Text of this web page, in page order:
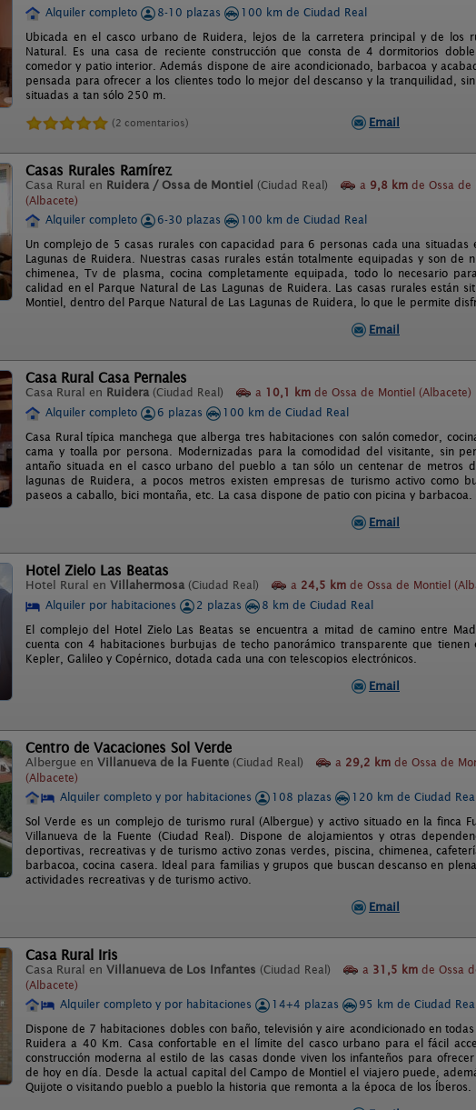
Alquiler completo
8-10 plazas
100 km de Ciudad Real
Ubicada en el casco urbano de Ruidera, lejos de la carretera principal y de
Natural. Es una casa de reciente construcción que consta de 4 dormitorios
comedor y patio interior. Además dispone de aire acondicionado, barbacoa y
pensada para ofrecer a los clientes todo lo mejor del descanso y la tranquilidad,
situadas a tan sólo 250 m.
(2 comentarios) Email
Casas Rurales Ramírez
Casa Rural en Ruidera / Ossa de Montiel (Ciudad Real) a 9,8 km de Ossa de
(Albacete)
Alquiler completo 6-30 plazas
100 km de Ciudad Real
Un complejo de 5 casas rurales con capacidad para 6 personas cada una situadas
Lagunas de Ruidera. Nuestras casas rurales están totalmente equipadas y son de
chimenea, Tv de plasma, cocina completamente equipada, todo lo necesario
calidad en el Parque Natural de Las Lagunas de Ruidera. Las casas rurales están
Montiel, dentro del Parque Natural de Las Lagunas de Ruidera, lo que le permite
Email
Casa Rural Casa Pernales
Casa Rural en Ruidera (Ciudad Real) a 10,1 km de Ossa de Montiel (Albacete)
Alquiler completo
6 plazas
100 km de Ciudad Real
Casa Rural típica manchega que alberga tres habitaciones con salón comedor,
cama y toalla por persona. Modernizadas para la comodidad del visitante, sin
antaño situada en el casco urbano del pueblo a tan sólo un centenar de metros
lagunas de Ruidera, a pocos metros existen empresas de turismo activo como
paseos a caballo, bici montaña, etc. La casa dispone de patio con picina y barbacoa.
Email
Hotel Zielo Las Beatas
Hotel Rural en Villahermosa (Ciudad Real) a 24,5 km de Ossa de Montiel
Alquiler por habitaciones
2 plazas
8 km de Ciudad Real
El complejo del Hotel Zielo Las Beatas se encuentra a mitad de camino entre
cuenta con 4 habitaciones burbujas de techo panorámico transparente que tienen
Kepler, Galileo y Copérnico, dotada cada una con telescopios electrónicos.
Email
Centro de Vacaciones Sol Verde
Albergue en Villanueva de la Fuente (Ciudad Real) a 29,2 km de Ossa de
(Albacete)
Alquiler completo y por habitaciones 108 plazas
120 km de Ciudad Real
Sol Verde es un complejo de turismo rural (Albergue) y activo situado en la finca
Villanueva de la Fuente (Ciudad Real). Dispone de alojamientos y otras
deportivas, recreativas y de turismo activo zonas verdes, piscina, chimenea,
barbacoa, cocina casera. Ideal para familias y grupos que buscan descanso en
actividades recreativas y de turismo activo.
Email
Casa Rural Iris
Casa Rural en Villanueva de Los Infantes (Ciudad Real) a 31,5 km de Ossa
(Albacete)
Alquiler completo y por habitaciones 14+4 plazas
95 km de Ciudad Real
Dispone de 7 habitaciones dobles con baño, televisión y aire acondicionado en
Ruidera a 40 Km. Casa confortable en el límite del casco urbano para el fácil
construcción moderna al estilo de las casas donde viven los infanteños para
de hoy en día. Desde la actual capital del Campo de Montiel el viajero puede,
Quijote o visitando pueblo a pueblo la historia que remonta a la época de los Íberos.